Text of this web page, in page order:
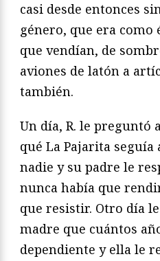
casi desde entonces
género, que era como
que vendían, de
aviones de latón a
también.
Un día, R. le preguntó
qué La Pajarita
nadie y su padre le
nunca había que
que resistir. Otro día
madre que cuántos
dependiente y ella le